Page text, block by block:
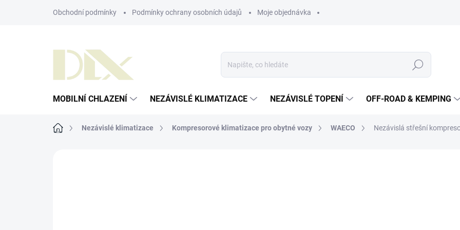
Obchodní podmínky Podmínky ochrany osobních údajů Moje objednávka
Hledat
MOBILNÍ CHLAZENÍ NEZÁVISLÉ KLIMATIZACE NEZÁVISLÉ TOPENÍ OFF-ROAD & KEMPING
Domů Nezávislé klimatizace Kompresorové klimatizace pro obytné vozy WAECO Nezávislá střešní